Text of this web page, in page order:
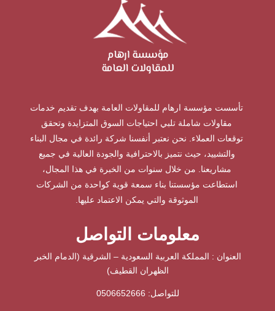
تأسست مؤسسة ارهام للمقاولات العامة بهدف تقديم خدمات
مقاولات شاملة تلبي احتياجات السوق المتزايدة وتحقق
توقعات العملاء. نحن نعتبر أنفسنا شركة رائدة في مجال البناء
والتشييد، حيث نتميز بالاحترافية والجودة العالية في جميع
مشاريعنا. من خلال سنوات من الخبرة في هذا المجال،
استطاعت مؤسستنا بناء سمعة قوية كواحدة من الشركات
الموثوقة والتي يمكن الاعتماد عليها.
معلومات التواصل
العنوان : المملكة العربية السعودية – الشرقية (الدمام الخبر
الظهران القطيف)
للتواصل: ⁦ 0506652666